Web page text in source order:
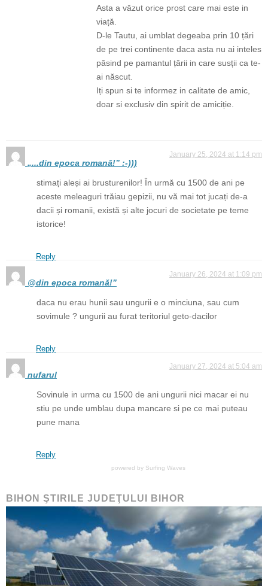
Asta a văzut orice prost care mai este in
viață.
D-le Tautu, ai umblat degeaba prin 10 țări
de pe trei continente daca asta nu ai inteles
păsind pe pamantul țării in care susții ca te-
ai născut.
Iți spun si te informez in calitate de amic,
doar si exclusiv din spirit de amiciție.
„...din epoca romană!” :-)))
January 25, 2024 at 1:14 pm
stimați aleși ai brusturenilor! În urmă cu 1500 de ani pe
aceste meleaguri trăiau gepizii, nu vă mai tot jucați de-a
dacii și romanii, există și alte jocuri de societate pe teme
istorice!
Reply
@din epoca romană!”
January 26, 2024 at 1:09 pm
daca nu erau hunii sau ungurii e o minciuna, sau cum
sovimule ? ungurii au furat teritoriul geto-dacilor
Reply
nufarul
January 27, 2024 at 5:04 am
Sovinule in urma cu 1500 de ani ungurii nici macar ei nu
stiu pe unde umblau dupa mancare si pe ce mai puteau
pune mana
Reply
powered by Surfing Waves
BIHON ŞTIRILE JUDEŢULUI BIHOR